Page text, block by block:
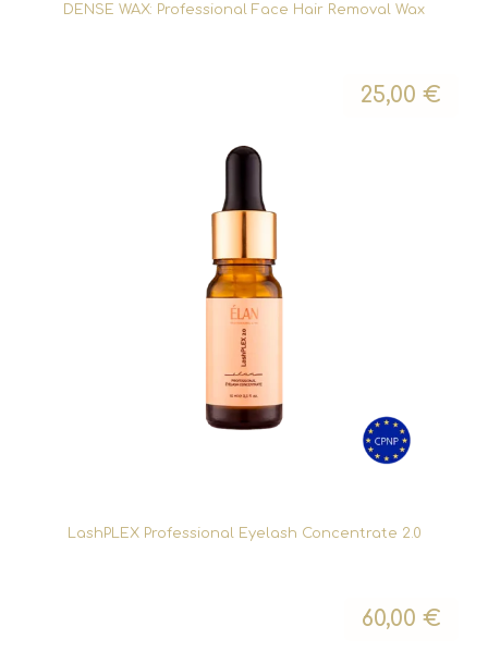
DENSE WAX: Professional Face Hair Removal Wax
LashPLEX Professional Eyelash Concentrate 2.0
25,00 €
60,00 €